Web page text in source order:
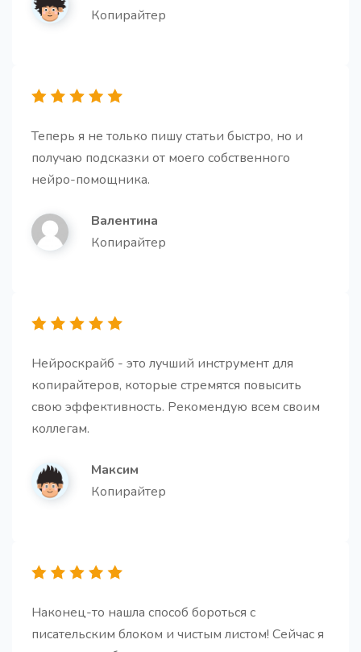
Заголовки для статьи
Абзацы для статьи
Заключение для статьи
читателя к действию.
Готовая статья
Про
Копирайтер
Теперь я не только пишу статьи быстро, но и
получаю подсказки от моего собственного
нейро-помощника.
Валентина
Копирайтер
Нейроскрайб - это лучший инструмент для
копирайтеров, которые стремятся повысить
свою эффективность. Рекомендую всем своим
коллегам.
Максим
Копирайтер
Наконец-то нашла способ бороться с
писательским блоком и чистым листом! Сейчас я